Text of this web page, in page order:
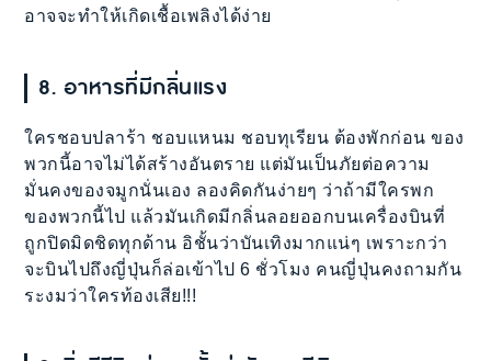
อาจจะทำให้เกิดเชื้อเพลิงได้ง่าย
8. อาหารที่มีกลิ่นแรง
ใครชอบปลาร้า ชอบแหนม ชอบทุเรียน ต้องพักก่อน ของ
พวกนี้อาจไม่ได้สร้างอันตราย แต่มันเป็นภัยต่อความ
มั่นคงของจมูกนั่นเอง ลองคิดกันง่ายๆ ว่าถ้ามีใครพก
ของพวกนี้ไป แล้วมันเกิดมีกลิ่นลอยออกบนเครื่องบินที่
ถูกปิดมิดชิดทุกด้าน อิชั้นว่าบันเทิงมากแน่ๆ เพราะกว่า
จะบินไปถึงญี่ปุ่นก็ล่อเข้าไป 6 ชั่วโมง คนญี่ปุ่นคงถามกัน
ระงมว่าใครท้องเสีย!!!